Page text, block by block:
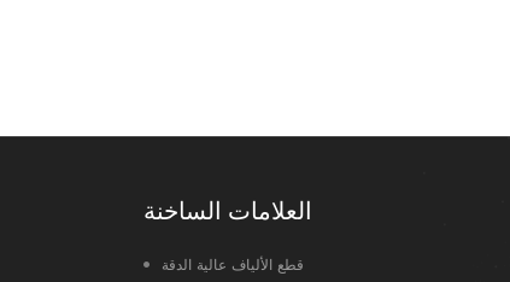
العلامات الساخنة
قطع الألياف عالية الدقة